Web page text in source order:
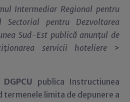
Intermediar Regional pentru
Sectorial pentru Dezvoltarea
Sud-Est publică anunţul de
ţionarea servicii hoteliere >
publica Instructiunea
limita de depunere a